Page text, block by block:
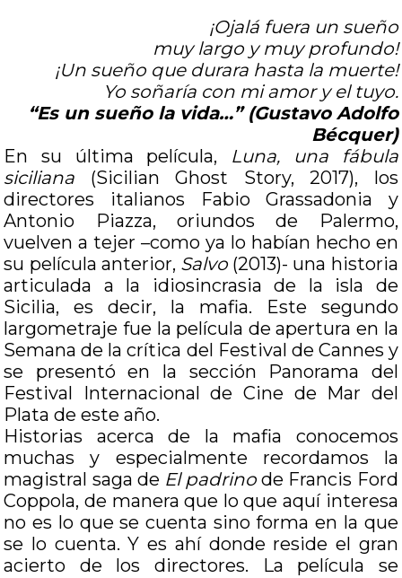
¡Ojalá fuera un sueño
muy largo y muy profundo!
¡Un sueño que durara hasta la muerte!
Yo soñaría con mi amor y el tuyo.
“Es un sueño la vida…” (Gustavo Adolfo
Bécquer)
En su última película, Luna, una fábula
siciliana (Sicilian Ghost Story, 2017), los
directores italianos Fabio Grassadonia y
Antonio Piazza, oriundos de Palermo,
vuelven a tejer –como ya lo habían hecho en
su película anterior, Salvo(2013)- una historia
articulada a la idiosincrasia de la isla de
Sicilia, es decir, la mafia. Este segundo
largometraje fue la película de apertura en la
Semana de la crítica del Festival de Cannes y
se presentó en la sección Panorama del
Festival Internacional de Cine de Mar del
Plata de este año.
Historias acerca de la mafia conocemos
muchas y especialmente recordamos la
magistral saga de El padrinode Francis Ford
Coppola, de manera que lo que aquí interesa
no es lo que se cuenta sino forma en la que
se lo cuenta. Y es ahí donde reside el gran
acierto de los directores. La película se